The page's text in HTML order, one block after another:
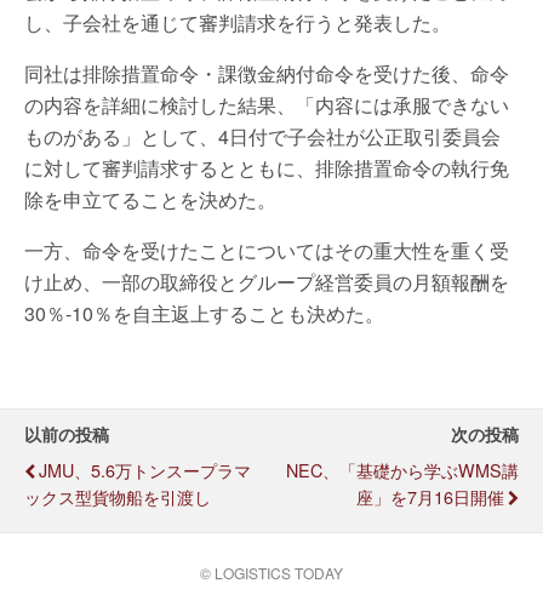
し、子会社を通じて審判請求を行うと発表した。
同社は排除措置命令・課徴金納付命令を受けた後、命令
の内容を詳細に検討した結果、「内容には承服できない
ものがある」として、4日付で子会社が公正取引委員会
に対して審判請求するとともに、排除措置命令の執行免
除を申立てることを決めた。
一方、命令を受けたことについてはその重大性を重く受
け止め、一部の取締役とグループ経営委員の月額報酬を
30％-10％を自主返上することも決めた。
以前の投稿
JMU、5.6万トンスープラマ
ックス型貨物船を引渡し
次の投稿
NEC、「基礎から学ぶWMS講
座」を7月16日開催
© LOGISTICS TODAY